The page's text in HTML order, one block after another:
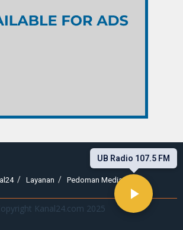
UB Radio 107.5 FM
Layanan Pedoman Media Siber
Kanal24.com 2025